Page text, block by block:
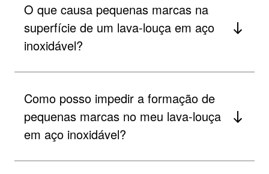
O que causa pequenas marcas na
superfície de um lava-louça em aço
inoxidável?
Como posso impedir a formação de
pequenas marcas no meu lava-louça
em aço inoxidável?